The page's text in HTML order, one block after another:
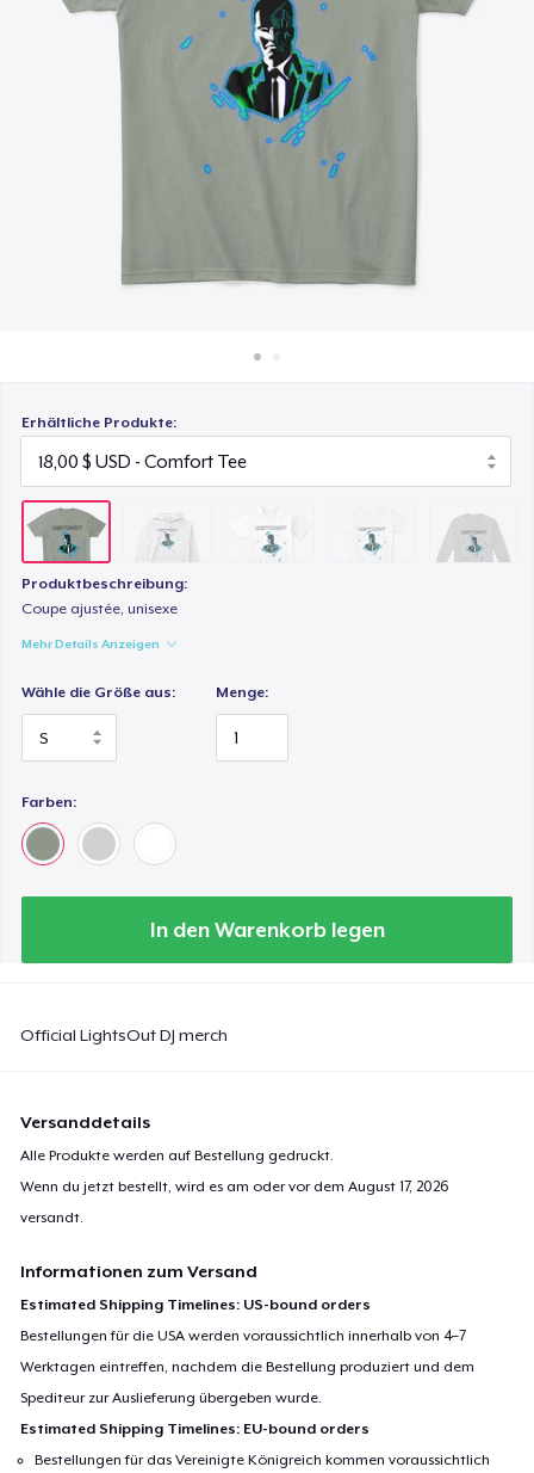
Überall verkaufen
Etwas verkaufen
Erhältliche Produkte:
Produktbeschreibung:
Coupe ajustée, unisexe
Mehr Details Anzeigen
Wähle die Größe aus: Menge:
Farben:
In den Warenkorb legen
Official LightsOut DJ merch
Versanddetails
Alle Produkte werden auf Bestellung gedruckt.
Wenn du jetzt bestellt, wird es am oder vor demAugust 17, 2026
versandt.
Informationen zum Versand
Estimated Shipping Timelines: US-bound orders
Bestellungen für die USA werden voraussichtlich innerhalb von 4–7
Werktagen eintreffen, nachdem die Bestellung produziert und dem
Spediteur zur Auslieferung übergeben wurde.
Estimated Shipping Timelines: EU-bound orders
Bestellungen für das Vereinigte Königreich kommen voraussichtlich
Triblend Tee
Classic Long Sleeve Tee